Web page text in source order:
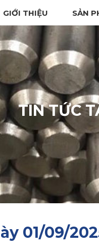
GIỚI THIỆU SẢN
TIN TỨC
01/09/